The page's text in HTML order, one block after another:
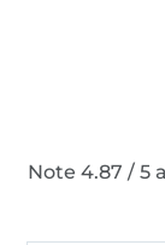
Note 4.87 / 5